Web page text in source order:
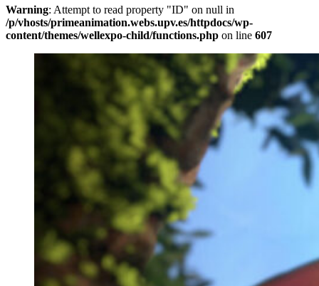
Warning: Attempt to read property "ID" on null in
/p/vhosts/primeanimation.webs.upv.es/httpdocs/wp-
content/themes/wellexpo-child/functions.php on line 607